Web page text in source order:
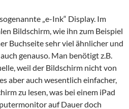
„e-Ink“ Display. Im
Bildschirm, wie ihn zum Beispiel
Buchseite sehr viel ähnlicher und
genauso. Man benötigt z.B.
weil der Bildschirm nicht von
aber auch wesentlich einfacher,
zu lesen, was bei einem iPad
auf Dauer doch